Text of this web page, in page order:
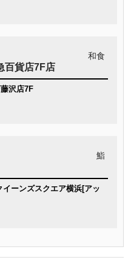
百貨店7F店
沢店7F
和食
ーンズスクエア横浜[アッ
鮨